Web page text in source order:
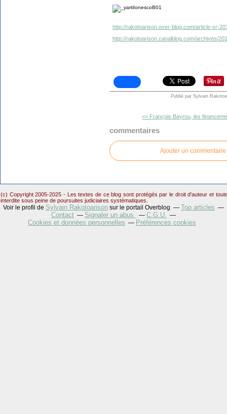
http://rakotoarison.over-blog.com/article-sr-
http://rakotoarison.canalblog.com/archives/
Publié par Sylvain
<< François Bayrou, les
commentaires
Ajouter un commentaire
(c) Copyright 2005-2025 - Les textes de ce blog sont protégés par le droit d'auteur et
interdite sous peine de poursuites judiciaires systématiques.
Voir le profil de Sylvain Rakotoarison sur le portail Overblog
Top articles
Contact
Signaler un abus
C.G.U.
Cookies et données personnelles
Préférences cookies